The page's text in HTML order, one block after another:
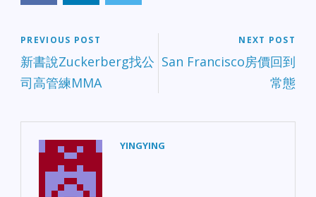
PREVIOUS POST
新書說Zuckerberg找公
司高管練MMA
NEXT POST
San Francisco房價回到
常態
YINGYING